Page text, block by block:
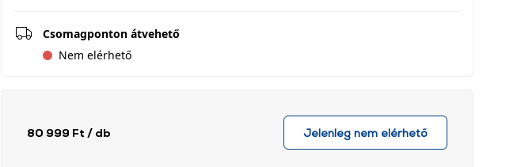
Csomagponton átvehető
Nem elérhető
80 999 Ft / db Jelenleg nem elérhető